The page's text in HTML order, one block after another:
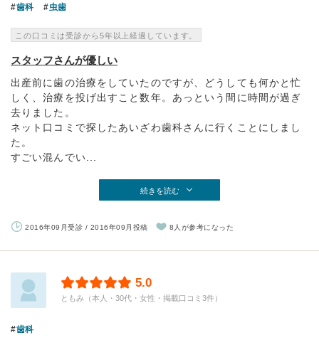
歯科 虫歯
この口コミは受診から5年以上経過しています。
スタッフさんが優しい
出産前に歯の治療をしていたのですが、どうしても何かと忙
しく、治療を投げ出すこと数年。あっという間に時間が過ぎ
去りました。
ネット口コミで探したあいざわ歯科さんに行くことにしまし
た。
すごい混んでい...
続きを読む
2016年09月受診 / 2016年09月投稿 8人が参考になった
5.0
ともみ（本人・30代・女性・掲載口コミ3件）
歯科